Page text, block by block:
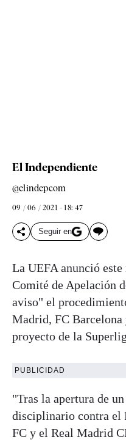
El Independiente
@elindepcom
09 / 06 / 2021 - 18: 47
Seguir en
La UEFA anunció
Comité de Apelación
aviso" el
Madrid, FC Barcelona
proyecto de la
PUBLICIDAD
"Tras la apertura de
disciplinario contra el
FC y el Real Madrid